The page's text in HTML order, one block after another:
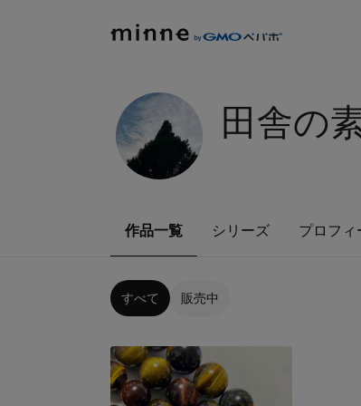
田舎の
作品一覧 シリーズ プロフィ
すべて 販売中